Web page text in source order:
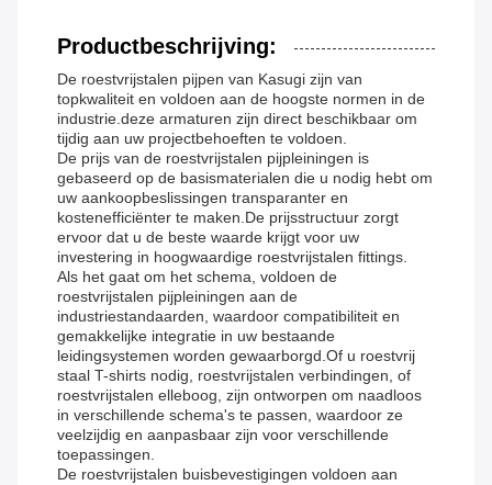
Productbeschrijving:
De roestvrijstalen pijpen van Kasugi zijn van
topkwaliteit en voldoen aan de hoogste normen in de
industrie.deze armaturen zijn direct beschikbaar om
tijdig aan uw projectbehoeften te voldoen.
De prijs van de roestvrijstalen pijpleiningen is
gebaseerd op de basismaterialen die u nodig hebt om
uw aankoopbeslissingen transparanter en
kostenefficiënter te maken.De prijsstructuur zorgt
ervoor dat u de beste waarde krijgt voor uw
investering in hoogwaardige roestvrijstalen fittings.
Als het gaat om het schema, voldoen de
roestvrijstalen pijpleiningen aan de
industriestandaarden, waardoor compatibiliteit en
gemakkelijke integratie in uw bestaande
leidingsystemen worden gewaarborgd.Of u roestvrij
staal T-shirts nodig, roestvrijstalen verbindingen, of
roestvrijstalen elleboog, zijn ontworpen om naadloos
in verschillende schema's te passen, waardoor ze
veelzijdig en aanpasbaar zijn voor verschillende
toepassingen.
De roestvrijstalen buisbevestigingen voldoen aan